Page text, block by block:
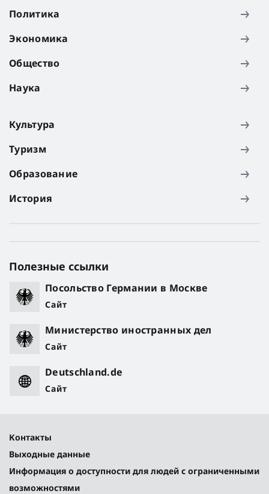
Политика
Экономика
Общество
Наука
Культура
Туризм
Образование
История
Полезные ссылки
Посольство Германии в Москве
Сайт
Министерство иностранных дел
Сайт
Deutschland.de
Сайт
Контакты
Выходные данные
Информация о доступности для людей с ограниченными
возможностями